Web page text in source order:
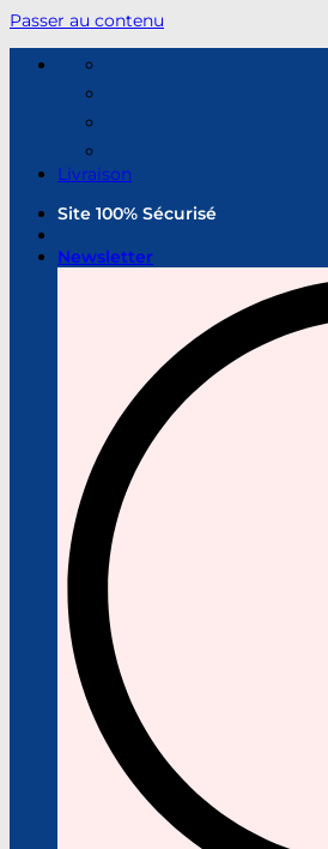
Passer au contenu
Livraison
Site 100% Sécurisé
Newsletter